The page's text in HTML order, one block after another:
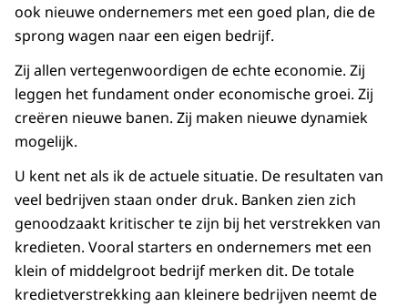
ook nieuwe ondernemers met een goed plan, die de
sprong wagen naar een eigen bedrijf.
Zij allen vertegenwoordigen de echte economie. Zij
leggen het fundament onder economische groei. Zij
creëren nieuwe banen. Zij maken nieuwe dynamiek
mogelijk.
U kent net als ik de actuele situatie. De resultaten van
veel bedrijven staan onder druk. Banken zien zich
genoodzaakt kritischer te zijn bij het verstrekken van
kredieten. Vooral starters en ondernemers met een
klein of middelgroot bedrijf merken dit. De totale
kredietverstrekking aan kleinere bedrijven neemt de